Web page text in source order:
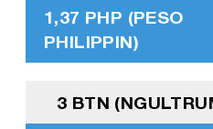
1,37 PHP (PESO
PHILIPPIN)
3 BTN